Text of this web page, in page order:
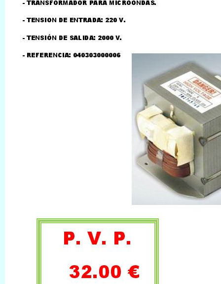
LLAMAR AL TELEFONO